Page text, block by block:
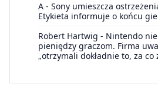
A - Sony umieszcza
Etykieta informuje o końcu
Robert Hartwig - Nintendo
pieniędzy graczom. Firma
„otrzymali dokładnie to, za co